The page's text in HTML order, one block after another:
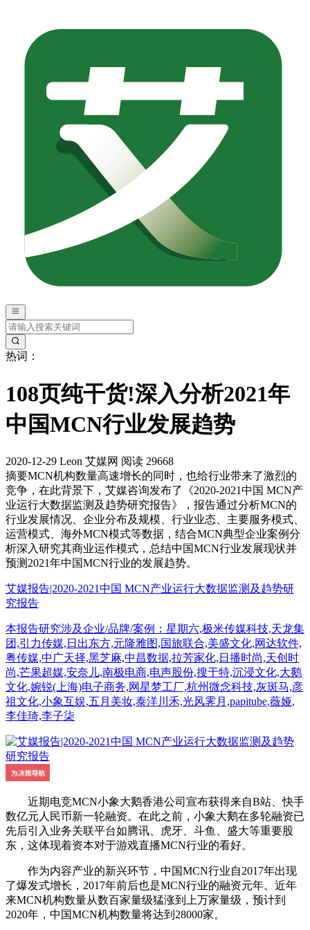
热词：
108页纯干货!深入分析2021年
中国MCN行业发展趋势
2020-12-29 Leon 艾媒网 阅读 29668
摘要MCN机构数量高速增长的同时，也给行业带来了激烈的
竞争，在此背景下，艾媒咨询发布了《2020-2021中国 MCN产
业运行大数据监测及趋势研究报告》，报告通过分析MCN的
行业发展情况、企业分布及规模、行业业态、主要服务模式、
运营模式、海外MCN模式等数据，结合MCN典型企业案例分
析深入研究其商业运作模式，总结中国MCN行业发展现状并
预测2021年中国MCN行业的发展趋势。
艾媒报告|2020-2021中国 MCN产业运行大数据监测及趋势研
究报告
本报告研究涉及企业/品牌/案例：星期六,极米传媒科技,天龙集
团,引力传媒,日出东方,元隆雅图,国旅联合,美盛文化,网达软件,
粤传媒,中广天择,黑芝麻,中昌数据,拉芳家化,日播时尚,天创时
尚,芒果超媒,安奈儿,南极电商,电声股份,搜于特,沉浸文化,大鹅
文化,婉锐(上海)电子商务,网星梦工厂,杭州微念科技,灰斑马,彦
祖文化,小象互娱,五月美妆,泰洋川禾,光风霁月,papitube,薇娅,
李佳琦,李子柒
近期电竞MCN小象大鹅香港公司宣布获得来自B站、快手
数亿元人民币新一轮融资。在此之前，小象大鹅在多轮融资已
先后引入业务关联平台如腾讯、虎牙、斗鱼、盛大等重要股
东，这体现着资本对于游戏直播MCN行业的看好。
作为内容产业的新兴环节，中国MCN行业自2017年出现
了爆发式增长，2017年前后也是MCN行业的融资元年。近年
来MCN机构数量从数百家量级猛涨到上万家量级，预计到
2020年，中国MCN机构数量将达到28000家。